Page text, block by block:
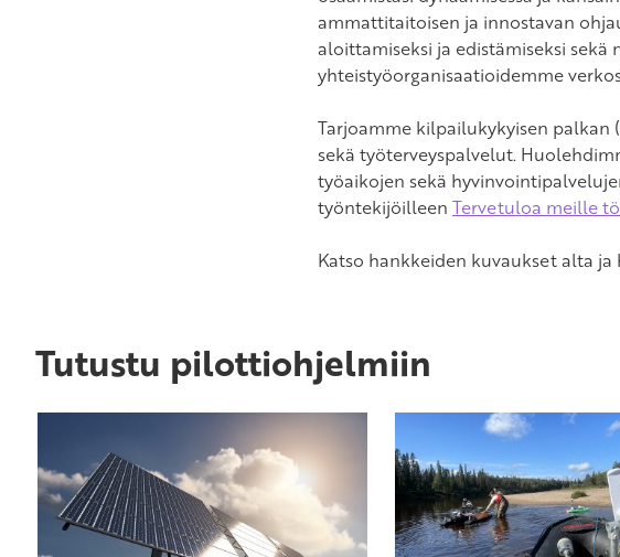
ammattitaitoisen ja innostavan
aloittamiseksi ja edistämiseksi
yhteistyöorganisaatioidemme
Tarjoamme kilpailukykyisen palkan
sekä työterveyspalvelut.
työaikojen sekä
työntekijöilleen Tervetuloa meille
Katso hankkeiden kuvaukset alta ja
Tutustu pilottiohjelmiin